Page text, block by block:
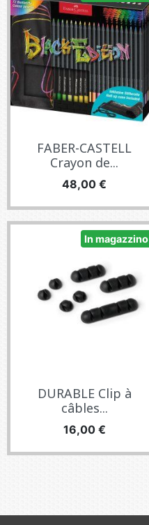
FABER-CASTELL
Crayon de...
Prezzo
48,00 €
In magazzino
DURABLE Clip à
câbles...
Prezzo
16,00 €